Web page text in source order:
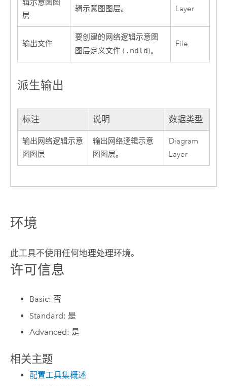
辑示意图图
层
辑示意图图层。
Layer
输出文件
要创建的网络逻辑示意图
图层定义文件 ( .ndld)。
File
派生输出
标注 说明 数据类型
输出网络逻辑示意
图图层
输出网络逻辑示意
图图层。
Diagram
Layer
环境
此工具不使用任何地理处理环境。
许可信息
Basic: 否
Standard: 是
Advanced: 是
相关主题
配置工具集概述